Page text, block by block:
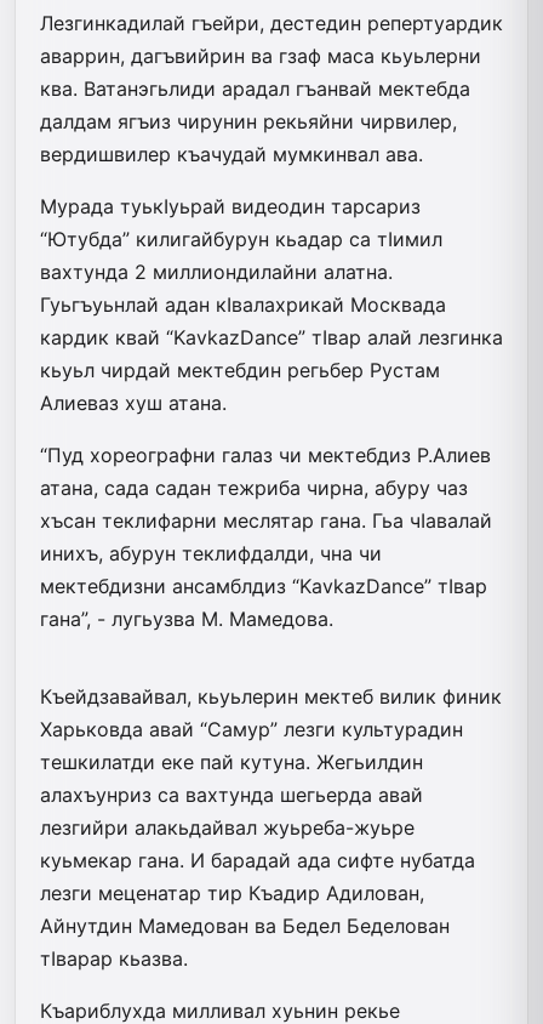
Лезгинкадилай гъейри, дестедин репертуардик
аваррин, дагъвийрин ва гзаф маса кьуьлерни
ква. Ватанэгьлиди арадал гъанвай мектебда
далдам ягъиз чирунин рекьяйни чирвилер,
вердишвилер къачудай мумкинвал ава.
Мурада туькIуьрай видеодин тарсариз
“Ютубда” килигайбурун кьадар са тIимил
вахтунда 2 миллиондилайни алатна.
Гуьгъуьнлай адан кIвалахрикай Москвада
кардик квай “KavkazDance” тIвар алай лезгинка
кьуьл чирдай мектебдин регьбер Рустам
Алиеваз хуш атана.
“Пуд хореографни галаз чи мектебдиз Р.Алиев
атана, сада садан тежриба чирна, абуру чаз
хъсан теклифарни меслятар гана. Гьа чIава­лай
инихъ, абурун теклифдалди, чна­ чи
мектебдизни ансамблдиз “KavkazDance” тIвар
гана”, - лугьуз­ва М. Мамедова.
Къейдзавайвал, кьуьлерин мектеб вилик финик
Харьковда авай “Самур” лезги культурадин
тешкилатди еке пай кутуна. Же­гьил­дин
алахъунриз са вахтунда ше­гьерда авай
лезгийри алакьдайвал жуьреба-жуьре
куьмекар гана. И барадай ада сифте нубатда
лезги меценатар тир Къадир Адилован,
Айнутдин Мамедован ва Бедел Беделован
тIварар кьазва.
Къариблухда милливал хуьнин рекье